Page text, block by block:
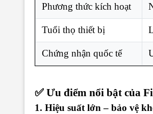
Phương thức kích hoạt
Tuổi thọ thiết bị
Chứng nhận quốc tế
✅ Ưu điểm nổi bật của
1. Hiệu suất lớn – bảo vệ